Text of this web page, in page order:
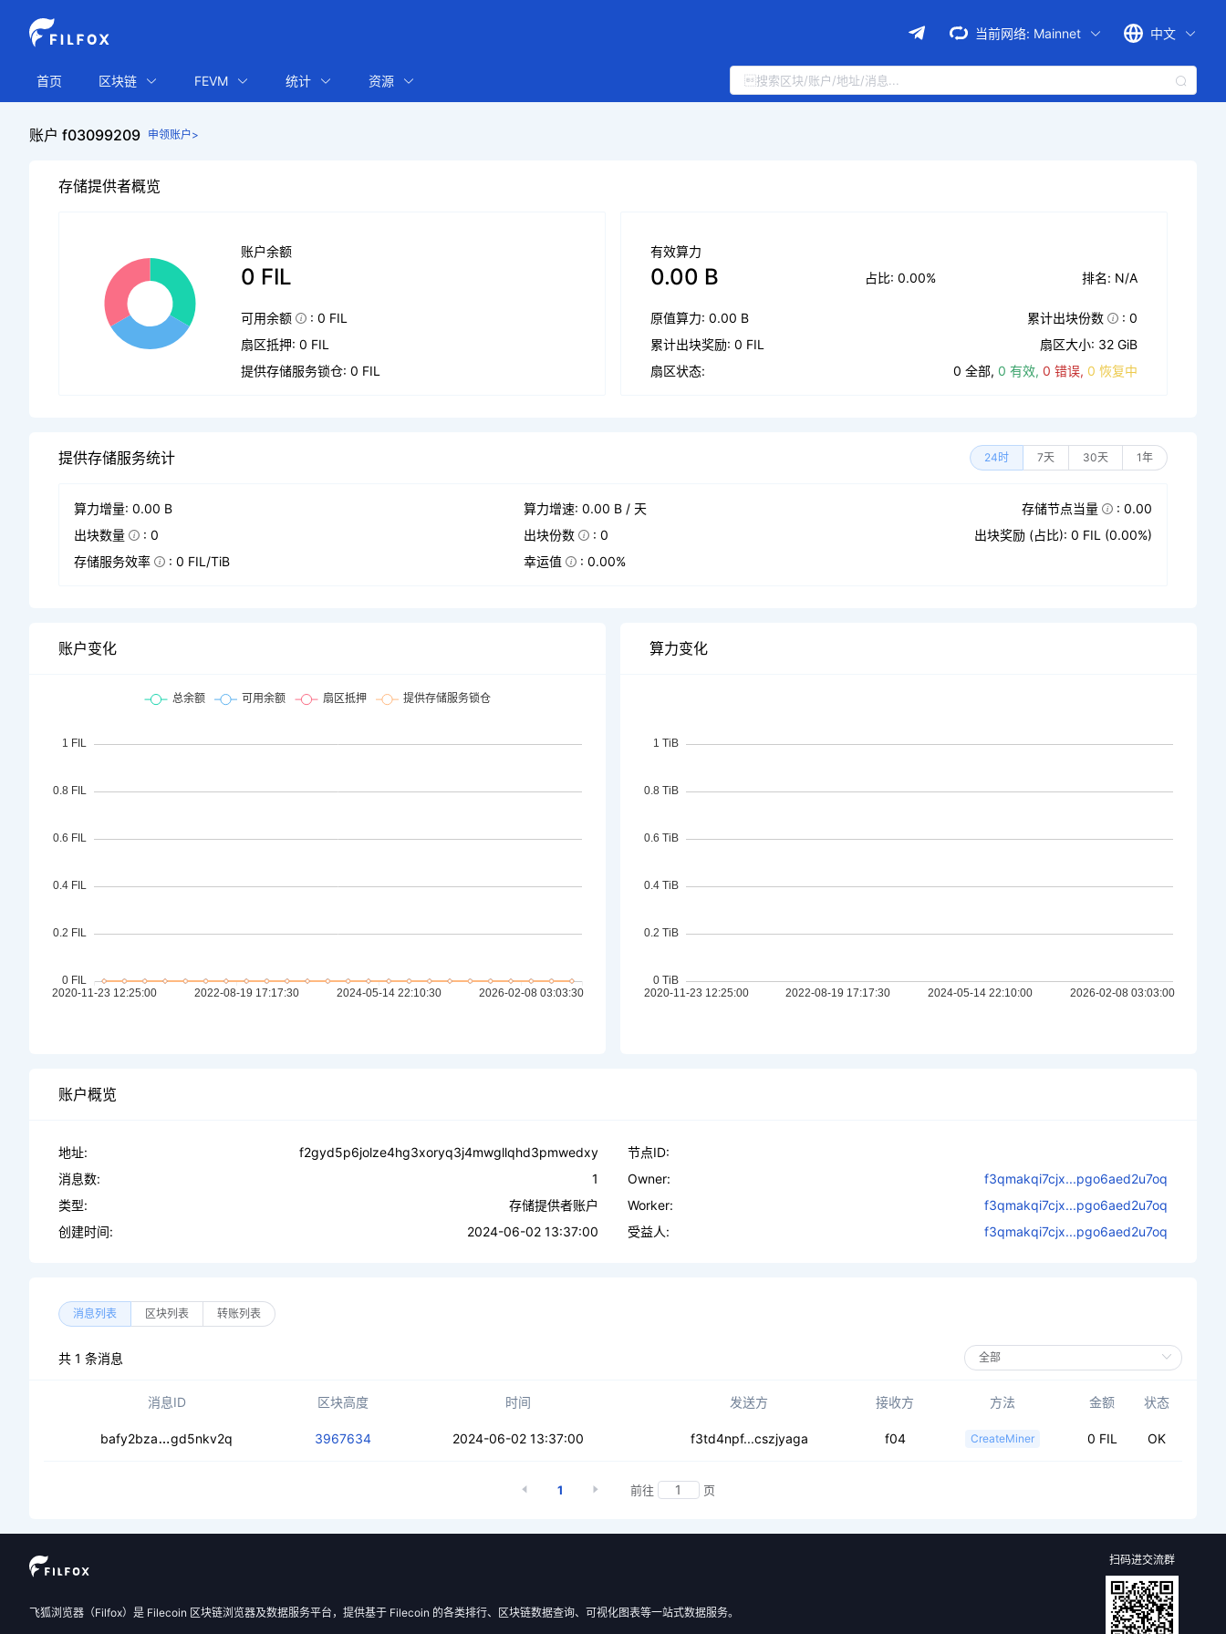
当前网络: Mainnet 中文
首页 区块链 FEVM 统计 资源
账户 f03099209 申领账户>
存储提供者概览
账户余额
0 FIL
可用余额
: 0 FIL
扇区抵押: 0 FIL
提供存储服务锁仓: 0 FIL
有效算力
0.00 B 占比: 0.00% 排名: N/A
原值算力: 0.00 B 累计出块份数
: 0
累计出块奖励: 0 FIL
扇区大小: 32 GiB
扇区状态:
0 全部, 0 有效, 0 错误, 0 恢复中
提供存储服务统计 24时 7天 30天 1年
算力增量: 0.00 B 算力增速: 0.00 B / 天 存储节点当量
: 0.00
出块数量
: 0 出块份数 : 0
出块奖励 (占比): 0 FIL (0.00%)
存储服务效率
: 0 FIL/TiB 幸运值 : 0.00%
账户变化 算力变化
账户概览
地址:
f2gyd5p6jolze4hg3xoryq3j4mwgllqhd3pmwedxy
消息数:
1
类型:
存储提供者账户
创建时间:
2024-06-02 13:37:00
节点ID:
Owner:
f3qmakqi7cjx...pgo6aed2u7oq
Worker:
f3qmakqi7cjx...pgo6aed2u7oq
受益人:
f3qmakqi7cjx...pgo6aed2u7oq
消息列表 区块列表 转账列表
共 1 条消息
消息ID 区块高度 时间 发送方 接收方 方法 金额 状态
bafy2bza cecy3elfl2rs23zp6xrgidqkgdfgla6hkavutvdpbklmtz
gd5nkv2q 3967634 2024-06-02 13:37:00 f3td4npf...cszjyaga f04 CreateMiner 0 FIL OK
1 前往 页
飞狐浏览器（Filfox）是 Filecoin 区块链浏览器及数据服务平台，提供基于 Filecoin 的各类排行、区块链数据查询、可视化图表等一站式数据服务。
扫码进交流群